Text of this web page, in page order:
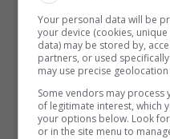
Your personal data will be
your device (cookies,
data) may be stored by,
partners, or used
may use precise
Some vendors may
of legitimate interest, which
your options below. Look
or in the site menu to